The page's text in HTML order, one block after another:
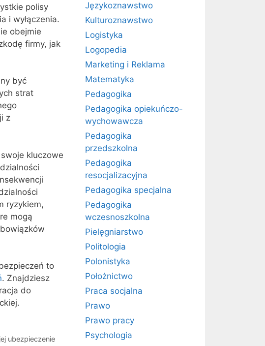
polisy
i wyłączenia.
obejmie
firmy, jak
być
strat
z
kluczowe
ryzykiem,
mogą
to
. Znajdziesz
do
ubezpieczenie
Językoznawstwo
Kulturoznawstwo
Logistyka
Logopedia
Marketing i Reklama
Matematyka
Pedagogika
Pedagogika opiekuńczo-
wychowawcza
Pedagogika
przedszkolna
Pedagogika
resocjalizacyjna
Pedagogika specjalna
Pedagogika
wczesnoszkolna
Pielęgniarstwo
Politologia
Polonistyka
Położnictwo
Praca socjalna
Prawo
Prawo pracy
Psychologia